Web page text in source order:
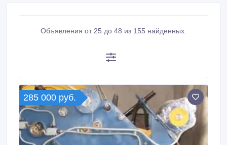
Объявления от 25 до 48 из 155 найденных.
285 000 руб.